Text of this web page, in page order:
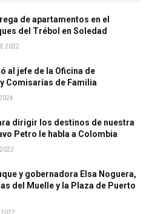
de apartamentos en el
del Trébol en Soledad
2022
al jefe de la Oficina de
Comisarías de Familia
dirigir los destinos de nuestra
Petro le habla a Colombia
y gobernadora Elsa Noguera,
del Muelle y la Plaza de Puerto
2022